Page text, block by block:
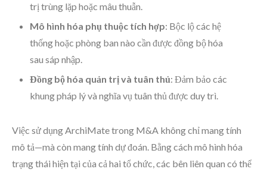
trị trùng lặp hoặc mâu thuẫn.
Mô hình hóa phụ thuộc tích hợp: Bộc lộ các hệ
thống hoặc phòng ban nào cần được đồng bộ hóa
sau sáp nhập.
Đồng bộ hóa quản trị và tuân thủ: Đảm bảo các
khung pháp lý và nghĩa vụ tuân thủ được duy trì.
Việc sử dụng ArchiMate trong M&A không chỉ mang tính
mô tả—mà còn mang tính dự đoán. Bằng cách mô hình hóa
trạng thái hiện tại của cả hai tổ chức, các bên liên quan có thể